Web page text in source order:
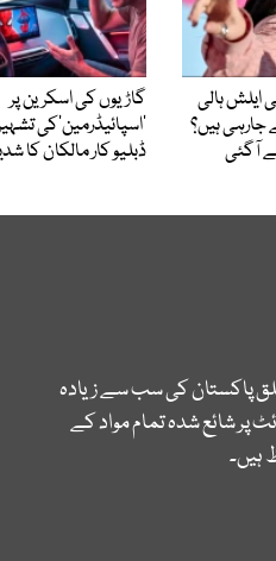
ایلش ہالی
جارہی ہیں؟
آگئی
گاڑیوں کی اسکرین پر
’اسپائیڈرمین‘کی
ڈبلیو کار مالکان کا
پاکستان کی سب سے زیادہ
شائع شدہ تمام مواد کے
ہیں۔